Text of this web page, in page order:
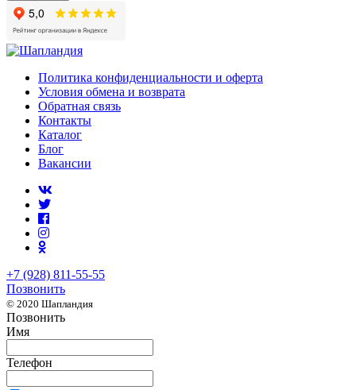
Политика конфиденциальности и оферта
Условия обмена и возврата
Обратная связь
Контакты
Каталог
Блог
Вакансии
+7 (928) 811-55-55
Позвонить
© 2020 Шапландия
Позвонить
Имя
Телефон